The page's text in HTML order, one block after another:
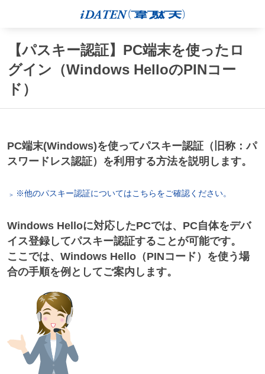
【パスキー認証】PC端末を使ったロ
グイン（Windows HelloのPINコー
ド）
PC端末(Windows)を使ってパスキー認証（旧称：パ
スワードレス認証）を利用する方法を説明します。
※他のパスキー認証についてはこちらをご確認ください。
Windows Helloに対応したPCでは、PC自体をデバ
イス登録してパスキー認証することが可能です。
ここでは、Windows Hello（PINコード）を使う場
合の手順を例としてご案内します。